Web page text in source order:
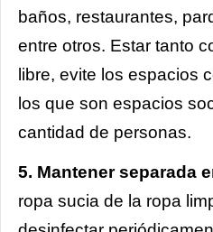
baños, restaurantes,
entre otros. Estar tanto
libre, evite los espacios
los que son espacios
cantidad de personas.
5. Mantener separada
ropa sucia de la ropa